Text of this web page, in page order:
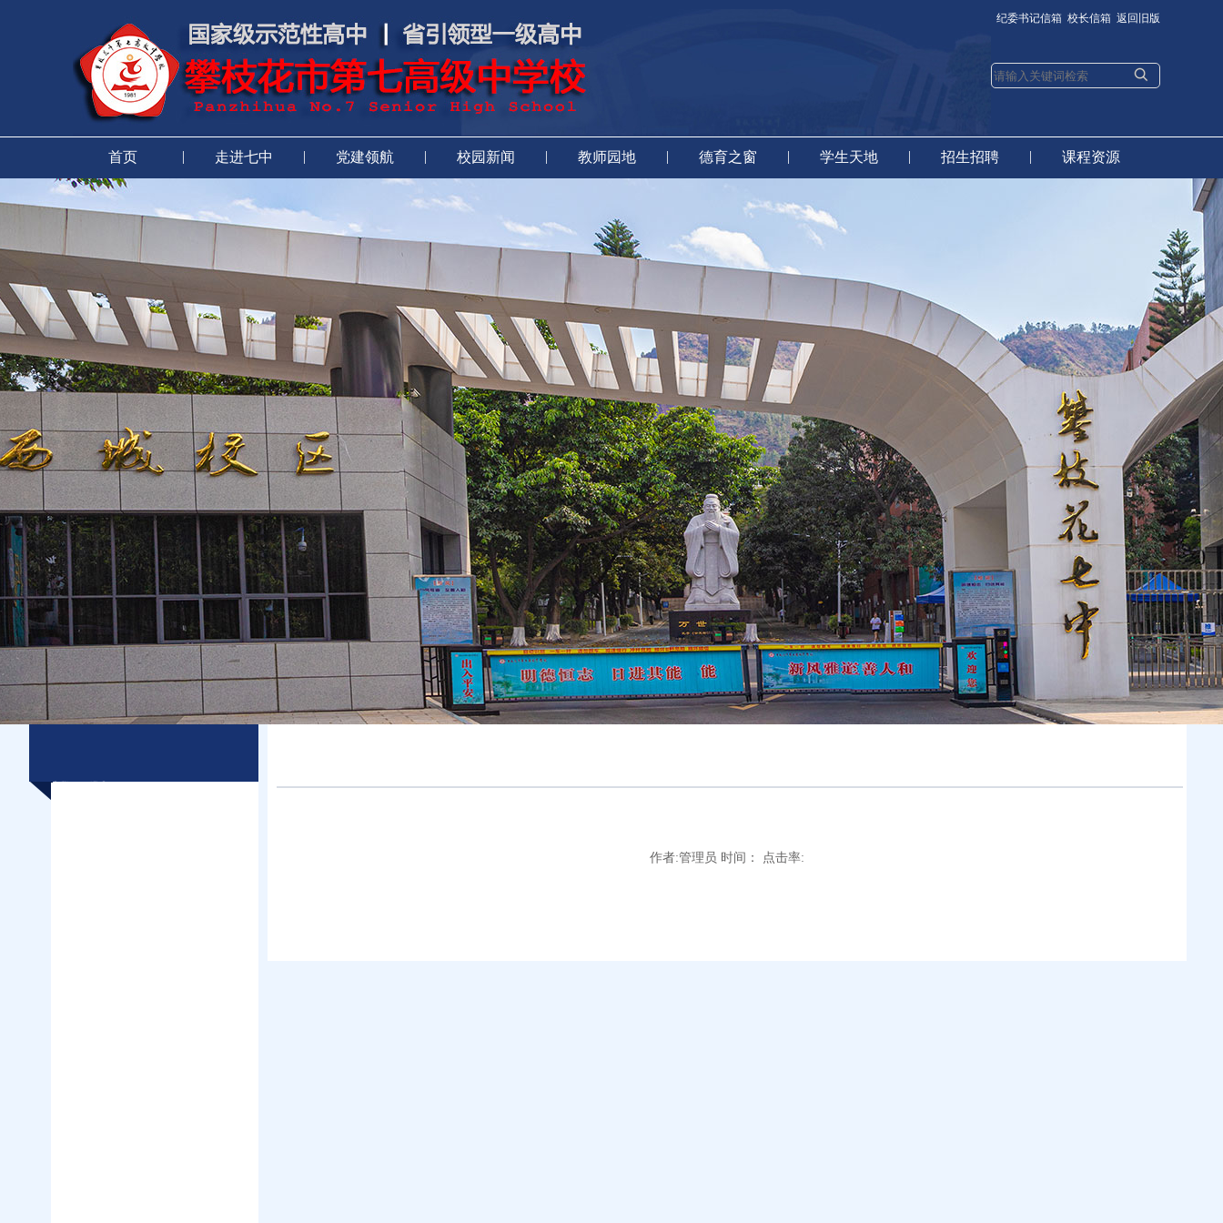
纪委书记信箱 校长信箱 返回旧版
首页 | 走进七中 | 党建领航 | 校园新闻 | 教师园地 | 德育之窗 | 学生天地 | 招生招聘 | 课程资源
作者:管理员 时间： 点击率: